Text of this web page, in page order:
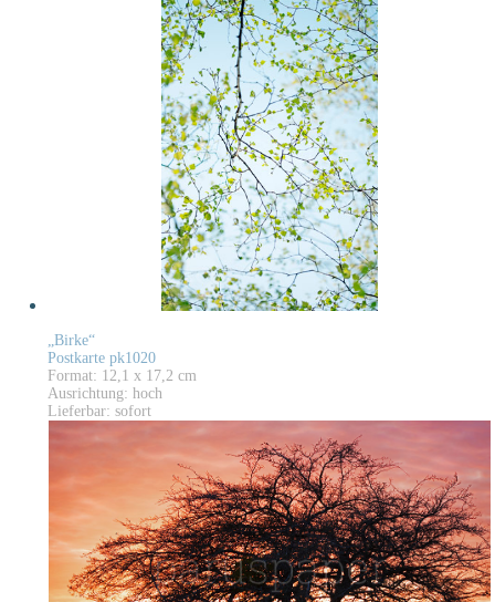
„Birke“
Postkarte pk1020
Format: 12,1 x 17,2 cm
Ausrichtung: hoch
Lieferbar: sofort